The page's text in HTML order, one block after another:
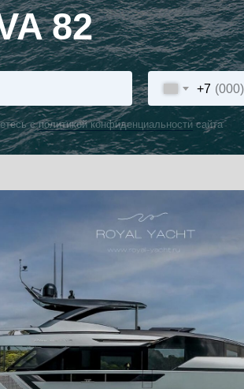
82
сполитикой конфиденциальности сайта
+7